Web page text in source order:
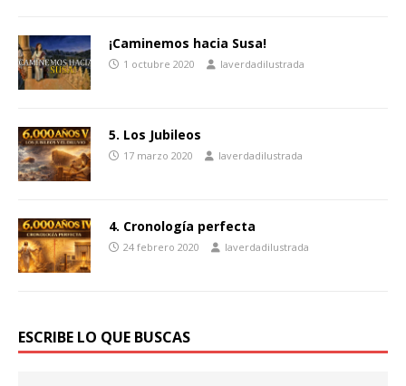
¡Caminemos hacia Susa!
1 octubre 2020 laverdadilustrada
5. Los Jubileos
17 marzo 2020 laverdadilustrada
4. Cronología perfecta
24 febrero 2020 laverdadilustrada
ESCRIBE LO QUE BUSCAS